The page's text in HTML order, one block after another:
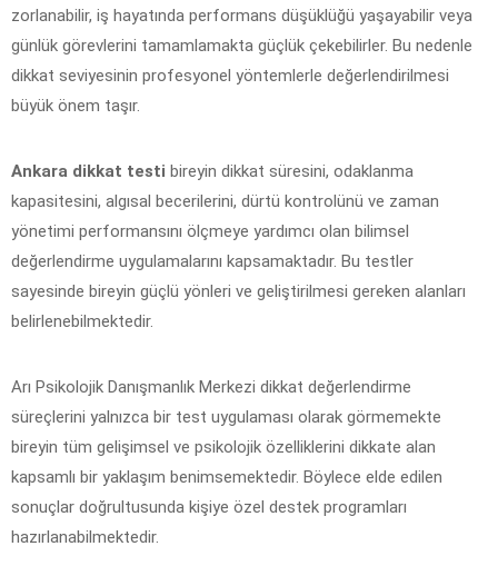
zorlanabilir, iş hayatında performans düşüklüğü yaşayabilir veya
günlük görevlerini tamamlamakta güçlük çekebilirler. Bu nedenle
dikkat seviyesinin profesyonel yöntemlerle değerlendirilmesi
büyük önem taşır.
Ankara dikkat testi bireyin dikkat süresini, odaklanma
kapasitesini, algısal becerilerini, dürtü kontrolünü ve zaman
yönetimi performansını ölçmeye yardımcı olan bilimsel
değerlendirme uygulamalarını kapsamaktadır. Bu testler
sayesinde bireyin güçlü yönleri ve geliştirilmesi gereken alanları
belirlenebilmektedir.
Arı Psikolojik Danışmanlık Merkezi dikkat değerlendirme
süreçlerini yalnızca bir test uygulaması olarak görmemekte
bireyin tüm gelişimsel ve psikolojik özelliklerini dikkate alan
kapsamlı bir yaklaşım benimsemektedir. Böylece elde edilen
sonuçlar doğrultusunda kişiye özel destek programları
hazırlanabilmektedir.